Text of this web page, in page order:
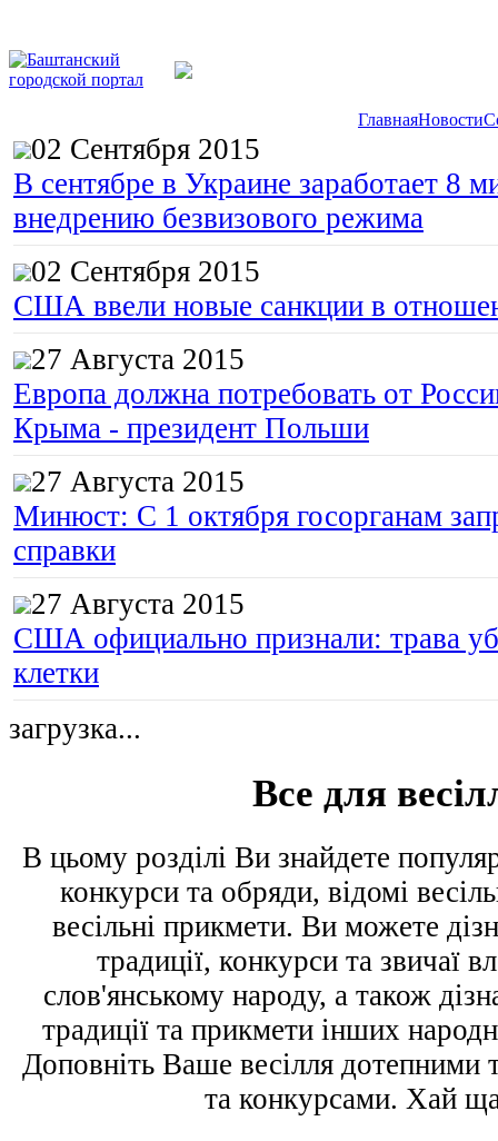
ГлавнаяНовости
02 Сентября 2015
В сентябре в Украине заработает 8
внедрению безвизового режима
02 Сентября 2015
США ввели новые санкции в
27 Августа 2015
Европа должна потребовать от
Крыма - президент Польши
27 Августа 2015
Минюст: С 1 октября госорганам
справки
27 Августа 2015
США официально признали: трава
клетки
загрузка...
Все для
В цьому розділі Ви знайдете
конкурси та обряди, відомі
весільні прикмети. Ви можете
традиції, конкурси та звичаї
слов'янському народу, а також
традиції та прикмети інших
Доповніть Ваше весілля дотепними
та конкурсами. Хай